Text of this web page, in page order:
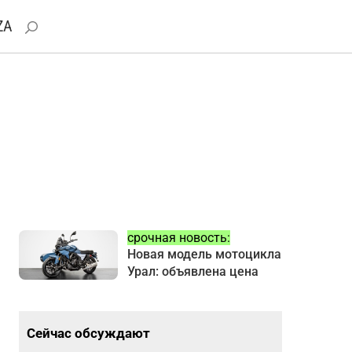
срочная новость:
Новая модель мотоцикла
Урал: объявлена цена
Сейчас обсуждают